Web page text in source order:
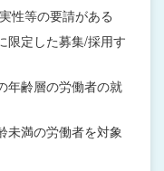
性等の要請がある
限定した募集/採用す
年齢層の労働者の就
未満の労働者を対象